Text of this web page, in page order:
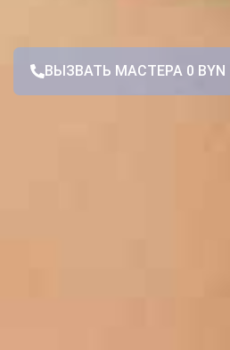
ВЫЗВАТЬ МАСТЕРА 0 BYN